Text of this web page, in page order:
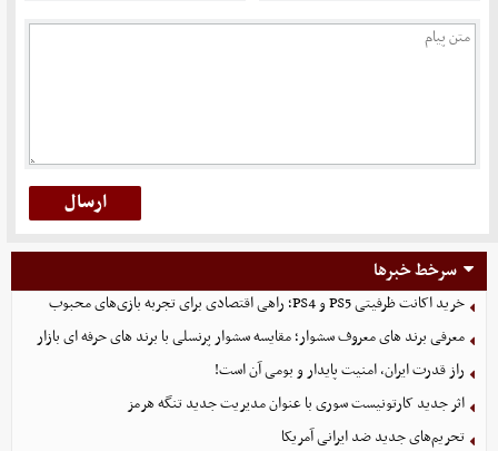
سرخط خبرها
خرید اکانت ظرفیتی PS5 و PS4؛ راهی اقتصادی برای تجربه بازی‌های محبوب
معرفی برند های معروف سشوار؛ مقایسه سشوار پرنسلی با برند های حرفه ای بازار
راز قدرت ایران، امنیت پایدار و بومی آن است!
اثر جدید کارتونیست سوری با عنوان مدیریت جدید تنگه هرمز
تحریم‌های جدید ضد ایرانی آمریکا